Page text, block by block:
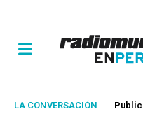
LA CONVERSACIÓN